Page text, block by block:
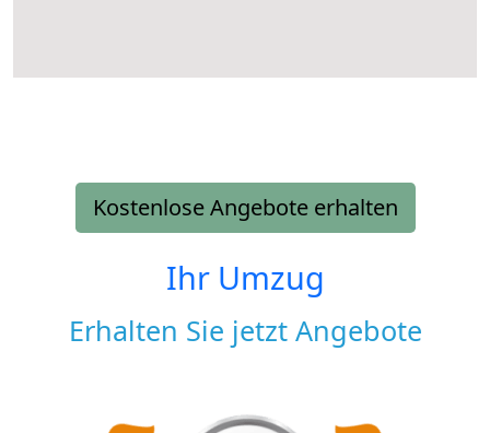
Kostenlose Angebote erhalten
Ihr Umzug
Erhalten Sie jetzt Angebote